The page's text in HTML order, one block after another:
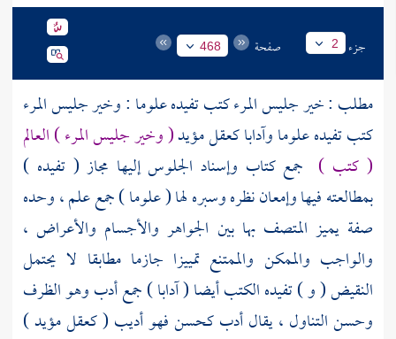
جزء 2 صفحة 468
مطلب : خير جليس المرء كتب تفيده علوما : وخير جليس المرء
كتب تفيده علوما وآدابا كعقل مؤيد( وخير جليس المرء ) العالم
( كتب ) جمع كتاب وإسناد الجلوس إليها مجاز ( تفيده )
بمطالعته فيها وإمعان نظره وسبره لها ( علوما ) جمع علم ، وحده
صفة يميز المتصف بها بين الجواهر والأجسام والأعراض ،
والواجب والممكن والممتنع تمييزا جازما مطابقا لا يحتمل
النقيض ( و ) تفيده الكتب أيضا ( آدابا ) جمع أدب وهو الظرف
وحسن التناول ، يقال أدب كحسن فهو أديب ( كعقل مؤيد )